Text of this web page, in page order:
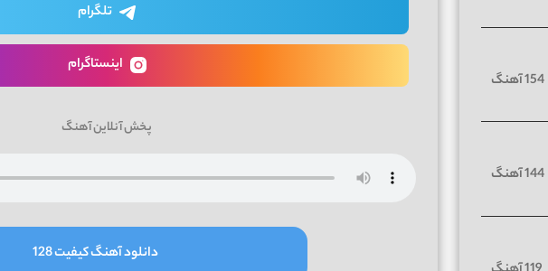
تلگرام
اینستاگرام
پخش آنلاین آهنگ
دانلود آهنگ کیفیت 128
154 آهنگ
144 آهنگ